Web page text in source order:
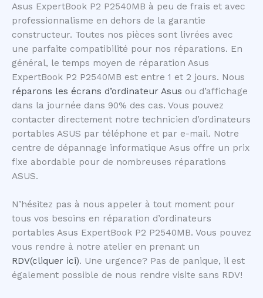
Asus ExpertBook P2 P2540MB à peu de frais et avec
professionnalisme en dehors de la garantie
constructeur. Toutes nos pièces sont livrées avec
une parfaite compatibilité pour nos réparations. En
général, le temps moyen de réparation Asus
ExpertBook P2 P2540MB est entre 1 et 2 jours. Nous
réparons les écrans d’ordinateur Asus ou d’affichage
dans la journée dans 90% des cas. Vous pouvez
contacter directement notre technicien d’ordinateurs
portables ASUS par téléphone et par e-mail. Notre
centre de dépannage informatique Asus offre un prix
fixe abordable pour de nombreuses réparations
ASUS.
N’hésitez pas à nous appeler à tout moment pour
tous vos besoins en réparation d’ordinateurs
portables Asus ExpertBook P2 P2540MB. Vous pouvez
vous rendre à notre atelier en prenant un
RDV(cliquer ici). Une urgence? Pas de panique, il est
également possible de nous rendre visite sans RDV!